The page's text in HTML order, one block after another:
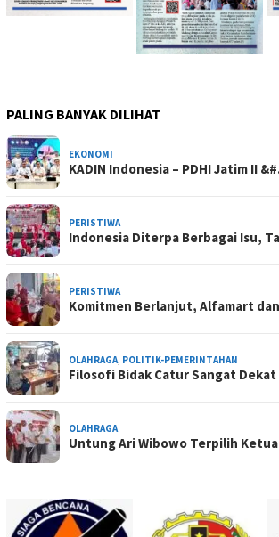
PALING BANYAK DILIHAT
EKONOMI
KADIN Indonesia – PDHI Jatim II
PERISTIWA
Indonesia Diterpa Berbagai Isu,
PERISTIWA
Komitmen Berlanjut, Alfamart
OLAHRAGA, POLITIK-PEMERINTAHAN
Filosofi Bidak Catur Sangat
OLAHRAGA
Untung Ari Wibowo Terpilih Ketua